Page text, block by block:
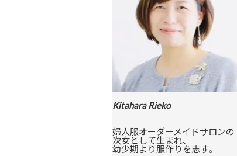
Kitahara Rieko
婦人服オーダーメイドサロンの
次女として生まれ、
幼少期より服作りを志す。